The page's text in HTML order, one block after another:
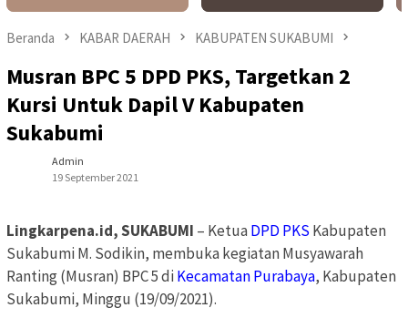
Beranda KABAR DAERAH KABUPATEN SUKABUMI
Musran BPC 5 DPD PKS, Targetkan 2
Kursi Untuk Dapil V Kabupaten
Sukabumi
Admin
19 September 2021
Lingkarpena.id, SUKABUMI – KetuaDPD PKS Kabupaten
Sukabumi M. Sodikin, membuka kegiatan Musyawarah
Ranting (Musran) BPC 5 diKecamatan Purabaya, Kabupaten
Sukabumi, Minggu (19/09/2021).